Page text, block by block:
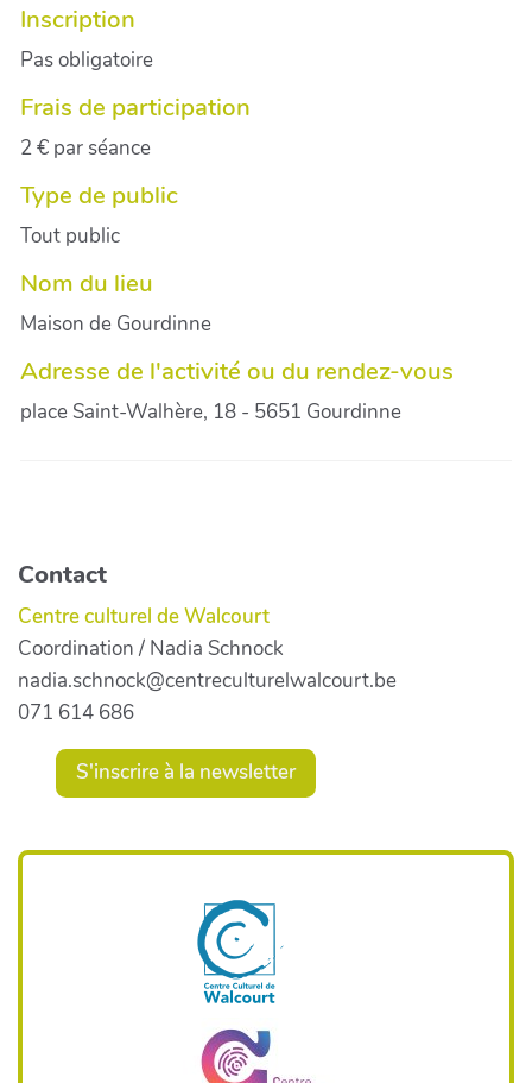
Inscription
Pas obligatoire
Frais de participation
2 € par séance
Type de public
Tout public
Nom du lieu
Maison de Gourdinne
Adresse de l'activité ou du rendez-vous
place Saint-Walhère, 18 - 5651 Gourdinne
Contact
Centre culturel de Walcourt
Coordination / Nadia Schnock
nadia.schnock@centreculturelwalcourt.be
071 614 686
S'inscrire à la newsletter